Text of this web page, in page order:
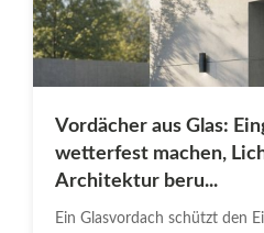
Vordächer aus Glas:
wetterfest machen,
Architektur beru...
Ein Glasvordach schützt den